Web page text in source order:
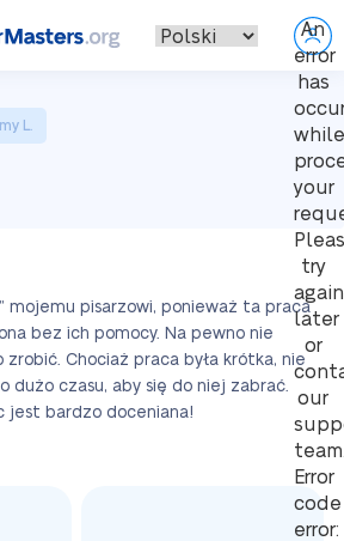
An
error
has
while
your
try
again
later
or
our
Error
code
error:
L.
mojemu pisarzowi, ponieważ ta praca
bez ich pomocy. Na pewno nie
Chociaż praca była krótka, nie
dużo czasu, aby się do niej zabrać.
jest bardzo doceniana!